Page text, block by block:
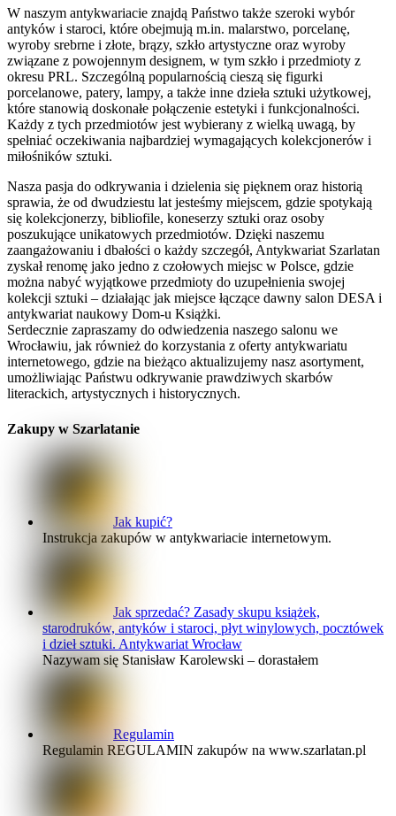
W naszym antykwariacie znajdą Państwo także szeroki wybór
antyków i staroci, które obejmują m.in. malarstwo, porcelanę,
wyroby srebrne i złote, brązy, szkło artystyczne oraz wyroby
związane z powojennym designem, w tym szkło i przedmioty z
okresu PRL. Szczególną popularnością cieszą się figurki
porcelanowe, patery, lampy, a także inne dzieła sztuki użytkowej,
które stanowią doskonałe połączenie estetyki i funkcjonalności.
Każdy z tych przedmiotów jest wybierany z wielką uwagą, by
spełniać oczekiwania najbardziej wymagających kolekcjonerów i
miłośników sztuki.
Nasza pasja do odkrywania i dzielenia się pięknem oraz historią
sprawia, że od dwudziestu lat jesteśmy miejscem, gdzie spotykają
się kolekcjonerzy, bibliofile, koneserzy sztuki oraz osoby
poszukujące unikatowych przedmiotów. Dzięki naszemu
zaangażowaniu i dbałości o każdy szczegół, Antykwariat Szarlatan
zyskał renomę jako jedno z czołowych miejsc w Polsce, gdzie
można nabyć wyjątkowe przedmioty do uzupełnienia swojej
kolekcji sztuki – działając jak miejsce łączące dawny salon DESA i
antykwariat naukowy Dom-u Książki.
Serdecznie zapraszamy do odwiedzenia naszego salonu we
Wrocławiu, jak również do korzystania z oferty antykwariatu
internetowego, gdzie na bieżąco aktualizujemy nasz asortyment,
umożliwiając Państwu odkrywanie prawdziwych skarbów
literackich, artystycznych i historycznych.
Zakupy w Szarlatanie
Jak kupić?
Instrukcja zakupów w antykwariacie internetowym.
Jak sprzedać? Zasady skupu książek,
starodruków, antyków i staroci, płyt winylowych, pocztówek
i dzieł sztuki. Antykwariat Wrocław
Nazywam się Stanisław Karolewski – dorastałem
Regulamin
Regulamin REGULAMIN zakupów na www.szarlatan.pl